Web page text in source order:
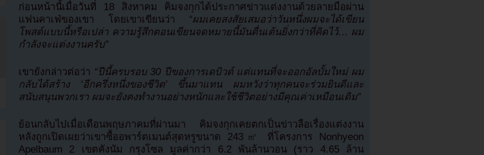
ก่อนหน้านี้เมื่อวันที่ 18 สิงหาคม คิมจงกุกได้ประกาศข่าวแต่งงานด้วยลายมือผ่าน
แฟนคาเฟ่ของเขา โดยเขาเขียนว่า “ผมเคยสงสัยเสมอว่าวันหนึ่งผมจะได้เขียน
โพสต์แบบนี้หรือเปล่า ความรู้สึกตอนเขียนจดหมายนี้มันตื่นเต้นยิ่งกว่าที่คิดไว้… ผม
กำลังจะแต่งงานครับ”
เขายังกล่าวต่อว่า “ปีนี้ครบรอบ 30 ปีของการเดบิวต์ แต่แทนที่จะออกอัลบั้มใหม่ ผม
กลับได้สร้าง ‘อีกครึ่งหนึ่งของชีวิต’ ขึ้นมาแทน ผมหวังว่าทุกคนจะร่วมยินดีและ
สนับสนุนพวกเรา ผมจะยังคงทำงานอย่างหนักและใช้ชีวิตอย่างมีคุณค่าเหมือนเดิม”
ย้อนกลับไปเมื่อเดือนพฤษภาคมที่ผ่านมา คิมจงกุกเคยตกเป็นข่าวลือเรื่องแต่งงาน
หลังถูกเปิดเผยว่าเขาซื้ออพาร์ตเมนต์สุดหรูขนาด 243㎡ ที่โครงการ Nonhyeon
Apelbaum 2 เขตคังนัม กรุงโซล มูลค่ากว่า 6.2 พันล้านวอน (ราว 4.65 ล้าน